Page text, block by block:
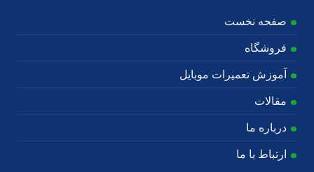
صفحه نخست
فروشگاه
آموزش تعمیرات موبایل
مقالات
درباره ما
ارتباط با ما